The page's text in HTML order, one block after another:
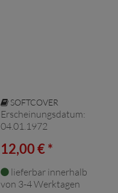
SOFTCOVER
Erscheinungsdatum:
04.01.1972
12,00 € *
lieferbar innerhalb
von 3-4 Werktagen